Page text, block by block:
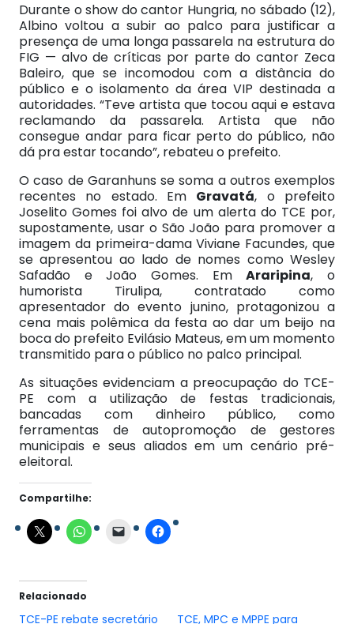
Durante o show do cantor Hungria, no sábado (12),
Albino voltou a subir ao palco para justificar a
presença de uma longa passarela na estrutura do
FIG — alvo de críticas por parte do cantor Zeca
Baleiro, que se incomodou com a distância do
público e o isolamento da área VIP destinada a
autoridades. “Teve artista que tocou aqui e estava
reclamando da passarela. Artista que não
consegue andar para ficar perto do público, não
dá pra estar tocando”, rebateu o prefeito.
O caso de Garanhuns se soma a outros exemplos
recentes no estado. Em Gravatá, o prefeito
Joselito Gomes foi alvo de um alerta do TCE por,
supostamente, usar o São João para promover a
imagem da primeira-dama Viviane Facundes, que
se apresentou ao lado de nomes como Wesley
Safadão e João Gomes. EmAraripina, o
humorista Tirulipa, contratado como
apresentador do evento junino, protagonizou a
cena mais polêmica da festa ao dar um beijo na
boca do prefeito Evilásio Mateus, em um momento
transmitido para o público no palco principal.
As situações evidenciam a preocupação do TCE-
PE com a utilização de festas tradicionais,
bancadas com dinheiro público, como
ferramentas de autopromoção de gestores
municipais e seus aliados em um cenário pré-
eleitoral.
Compartilhe:
Relacionado
TCE-PE rebate secretário TCE, MPC e MPPE para